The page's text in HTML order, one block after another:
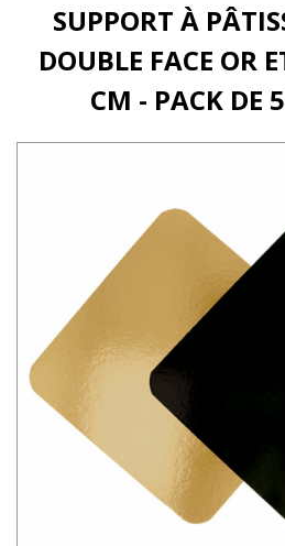
SUPPORT À
DOUBLE FACE OR
CM - PACK DE